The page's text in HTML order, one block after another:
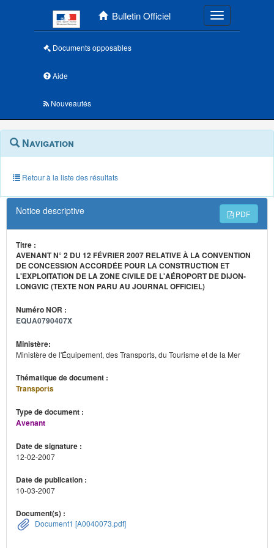
Bulletin Officiel Toggle
Documents opposables
Aide
Nouveautés
Navigation
outils
annexes
Menu
contextuel
Navigation
Retour à la liste des résultats
Notice descriptive PDF
Titre :
AVENANT N° 2 DU 12 FÉVRIER 2007 RELATIVE À LA CONVENTION
DE CONCESSION ACCORDÉE POUR LA CONSTRUCTION ET
L'EXPLOITATION DE LA ZONE CIVILE DE L'AÉROPORT DE DIJON-
LONGVIC (TEXTE NON PARU AU JOURNAL OFFICIEL)
Numéro NOR :
EQUA0790407X
Ministère:
Ministère de l'Équipement, des Transports, du Tourisme et de la Mer
Thématique de document :
Transports
Type de document :
Avenant
Date de signature :
12-02-2007
Date de publication :
10-03-2007
Document(s) :
Document1 [A0040073.pdf]